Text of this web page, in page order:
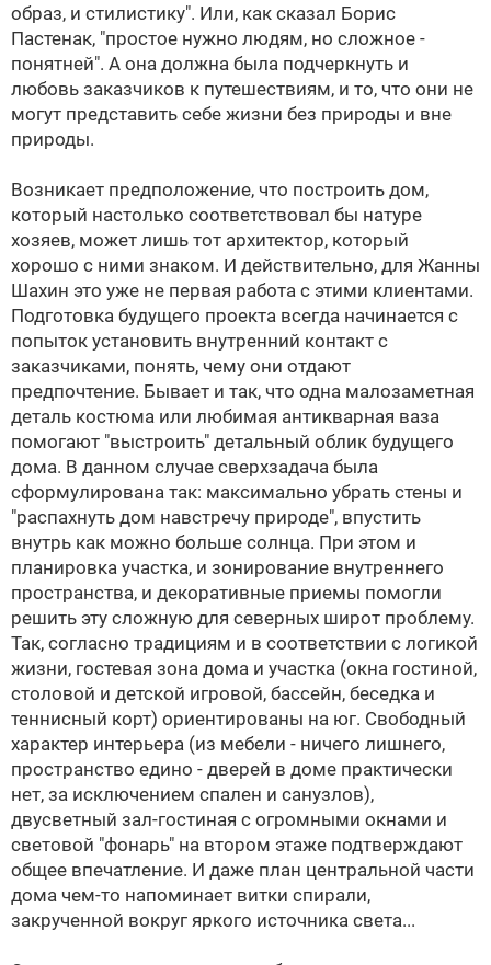
образ, и стилистику". Или, как сказал Борис
Пастенак, "простое нужно людям, но сложное -
понятней". А она должна была подчеркнуть и
любовь заказчиков к путешествиям, и то, что они не
могут представить себе жизни без природы и вне
природы.
Возникает предположение, что построить дом,
который настолько соответствовал бы натуре
хозяев, может лишь тот архитектор, который
хорошо с ними знаком. И действительно, для Жанны
Шахин это уже не первая работа с этими клиентами.
Подготовка будущего проекта всегда начинается с
попыток установить внутренний контакт с
заказчиками, понять, чему они отдают
предпочтение. Бывает и так, что одна малозаметная
деталь костюма или любимая антикварная ваза
помогают "выстроить" детальный облик будущего
дома. В данном случае сверхзадача была
сформулирована так: максимально убрать стены и
"распахнуть дом навстречу природе", впустить
внутрь как можно больше солнца. При этом и
планировка участка, и зонирование внутреннего
пространства, и декоративные приемы помогли
решить эту сложную для северных широт проблему.
Так, согласно традициям и в соответствии с логикой
жизни, гостевая зона дома и участка (окна гостиной,
столовой и детской игровой, бассейн, беседка и
теннисный корт) ориентированы на юг. Свободный
характер интерьера (из мебели - ничего лишнего,
пространство едино - дверей в доме практически
нет, за исключением спален и санузлов),
двусветный зал-гостиная с огромными окнами и
световой "фонарь" на втором этаже подтверждают
общее впечатление. И даже план центральной части
дома чем-то напоминает витки спирали,
закрученной вокруг яркого источника света...